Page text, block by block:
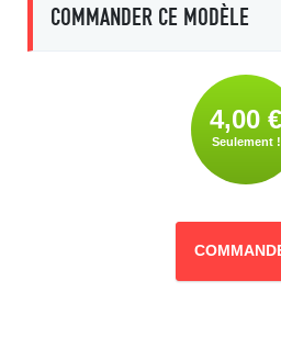
COMMANDER CE MODÈLE
4,00 €
Seulement !